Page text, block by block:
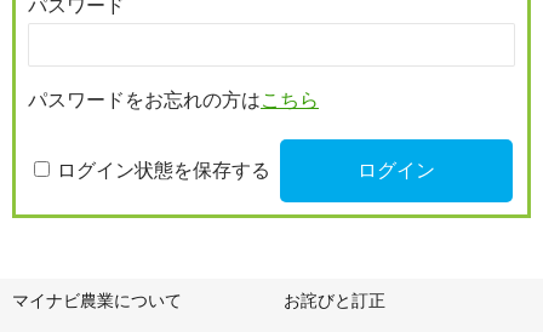
パスワード
パスワードをお忘れの方はこちら
ログイン状態を保存する
マイナビ農業について お詫びと訂正